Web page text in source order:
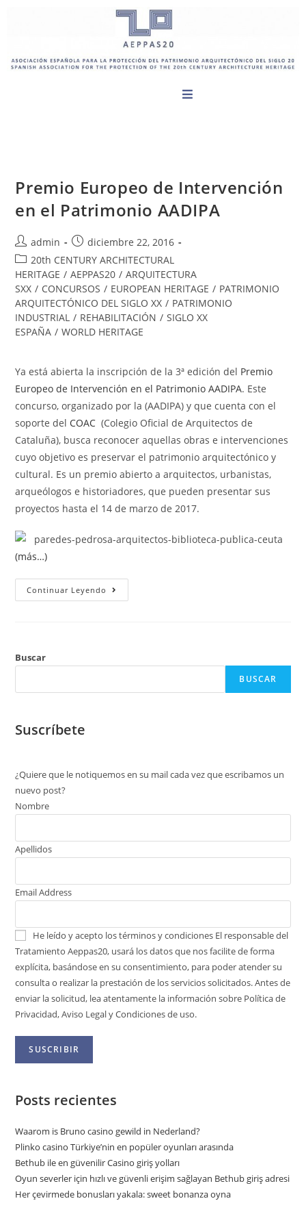
Premio Europeo de Intervención
en el Patrimonio AADIPA
admin
diciembre 22, 2016
20th CENTURY ARCHITECTURAL
HERITAGE / AEPPAS20 / ARQUITECTURA
SXX / CONCURSOS / EUROPEAN HERITAGE / PATRIMONIO
ARQUITECTÓNICO DEL SIGLO XX / PATRIMONIO
INDUSTRIAL / REHABILITACIÓN / SIGLO XX
ESPAÑA / WORLD HERITAGE
Ya está abierta la inscripción de la 3ª edición del Premio
Europeo de Intervención en el Patrimonio AADIPA. Este
concurso, organizado por la (AADIPA) y que cuenta con el
soporte del COAC (Colegio Oficial de Arquitectos de
Cataluña), busca reconocer aquellas obras e intervenciones
cuyo objetivo es preservar el patrimonio arquitectónico y
cultural. Es un premio abierto a arquitectos, urbanistas,
arqueólogos e historiadores, que pueden presentar sus
proyectos hasta el 14 de marzo de 2017.
(más…)
Continuar Leyendo
Buscar
BUSCAR
Suscríbete
¿Quiere que le notiquemos en su mail cada vez que escribamos un
nuevo post?
Nombre
Apellidos
Email Address
He leído y acepto los términos y condiciones El responsable del
Tratamiento Aeppas20, usará los datos que nos facilite de forma
explícita, basándose en su consentimiento, para poder atender su
consulta o realizar la prestación de los servicios solicitados. Antes de
enviar la solicitud, lea atentamente la información sobre Política de
Privacidad, Aviso Legal y Condiciones de uso.
Posts recientes
Waarom is Bruno casino gewild in Nederland?
Plinko casino Türkiye’nin en popüler oyunları arasında
Bethub ile en güvenilir Casino giriş yolları
Oyun severler için hızlı ve güvenli erişim sağlayan Bethub giriş adresi
Her çevirmede bonusları yakala: sweet bonanza oyna